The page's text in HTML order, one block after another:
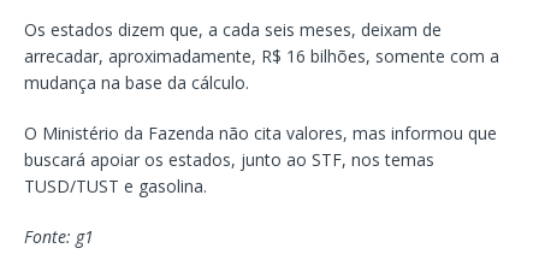
Os estados dizem que, a cada seis meses, deixam de
arrecadar, aproximadamente, R$ 16 bilhões, somente com a
mudança na base da cálculo.
O Ministério da Fazenda não cita valores, mas informou que
buscará apoiar os estados, junto ao STF, nos temas
TUSD/TUST e gasolina.
Fonte: g1